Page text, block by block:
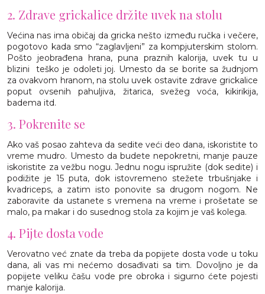
2. Zdrave grickalice držite uvek na stolu
Većina nas ima običaj da gricka nešto između ručka i večere,
pogotovo kada smo “zaglavljeni” za kompjuterskim stolom.
Pošto jeobrađena hrana, puna praznih kalorija, uvek tu u
blizini teško je odoleti joj. Umesto da se borite sa žudnjom
za ovakvom hranom, na stolu uvek ostavite zdrave grickalice
poput ovsenih pahuljiva, žitarica, svežeg voća, kikirikija,
badema itd.
3. Pokrenite se
Ako vaš posao zahteva da sedite veći deo dana, iskoristite to
vreme mudro. Umesto da budete nepokretni, manje pauze
iskoristite za vežbu nogu. Jednu nogu ispružite (dok sedite) i
podižite je 15 puta, dok istovremeno stežete trbušnjake i
kvadriceps, a zatim isto ponovite sa drugom nogom. Ne
zaboravite da ustanete s vremena na vreme i prošetate se
malo, pa makar i do susednog stola za kojim je vaš kolega.
4. Pijte dosta vode
Verovatno već znate da treba da popijete dosta vode u toku
dana, ali vas mi nećemo dosađivati sa tim. Dovoljno je da
popijete veliku čašu vode pre obroka i sigurno ćete pojesti
manje kalorija.